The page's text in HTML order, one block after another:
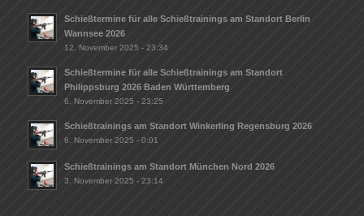
Schießtermine für alle Schießtrainings am Standort Berlin
Wannsee 2026
12. November 2025 - 23:34
Schießtermine für alle Schießtrainings am Standort
Philippsburg 2026 Baden Württemberg
6. November 2025 - 23:25
Schießtrainings am Standort Winkerling Regensburg 2026
6. November 2025 - 0:01
Schießtrainings am Standort München Nord 2026
3. November 2025 - 23:14